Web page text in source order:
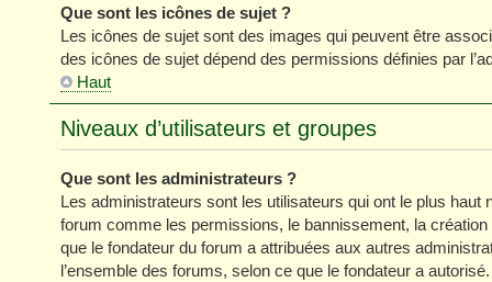
Que sont les icônes de sujet ?
Les icônes de sujet sont des images qui peuvent être
des icônes de sujet dépend des permissions définies par
Haut
Niveaux d’utilisateurs et groupes
Que sont les administrateurs ?
Les administrateurs sont les utilisateurs qui ont le plus
forum comme les permissions, le bannissement, la
que le fondateur du forum a attribuées aux autres
l’ensemble des forums, selon ce que le fondateur a autorisé.